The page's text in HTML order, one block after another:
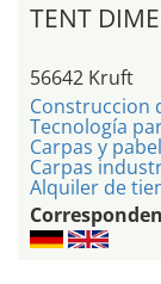
TENT
56642 Kruft
Construccion
Tecnología
Carpas y
Carpas
Alquiler de